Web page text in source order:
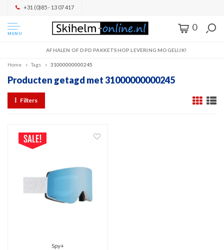
+31 (0)85 - 13 07 417
MENU
0
AFHALEN OF DPD PAKKETSHOP LEVERING MOGELIJK!
Home Tags 31000000000245
Producten getagd met 31000000000245
Filters
Spy+